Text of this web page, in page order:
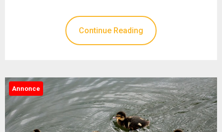
Continue Reading
Annonce